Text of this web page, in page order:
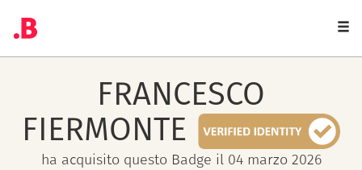
FRANCESCO
FIERMONTE
ha acquisito questo Badge il 04 marzo 2026